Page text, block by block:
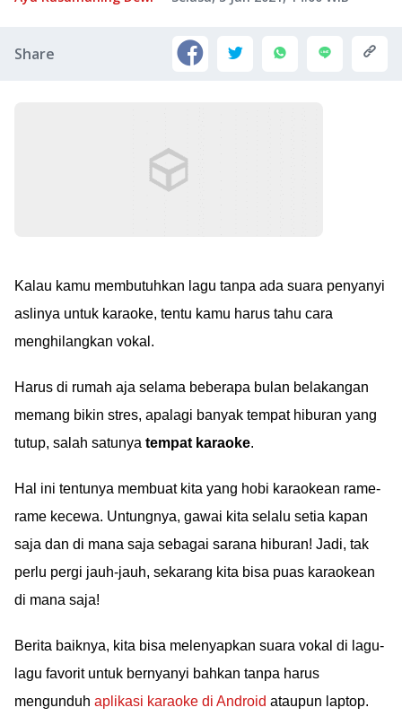
Share
Kalau kamu membutuhkan lagu tanpa ada suara penyanyi
aslinya untuk karaoke, tentu kamu harus tahu cara
menghilangkan vokal.
Harus di rumah aja selama beberapa bulan belakangan
memang bikin stres, apalagi banyak tempat hiburan yang
tutup, salah satunya tempat karaoke.
Hal ini tentunya membuat kita yang hobi karaokean rame-
rame kecewa. Untungnya, gawai kita selalu setia kapan
saja dan di mana saja sebagai sarana hiburan! Jadi, tak
perlu pergi jauh-jauh, sekarang kita bisa puas karaokean
di mana saja!
Berita baiknya, kita bisa melenyapkan suara vokal di lagu-
lagu favorit untuk bernyanyi bahkan tanpa harus
mengunduh aplikasi karaoke di Android ataupun laptop.